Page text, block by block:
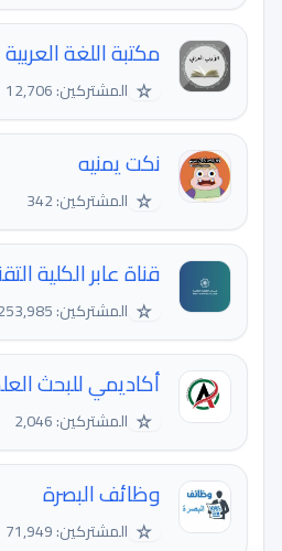
مكتبة اللغة العربية
☆ المشتركين: 12,706
نكت يمنيه
☆ المشتركين: 342
قناة عابر الكلية
☆ المشتركين: 253,985
أكاديمي للبحث
☆ المشتركين: 2,046
وظائف البصرة
☆ المشتركين: 71,949